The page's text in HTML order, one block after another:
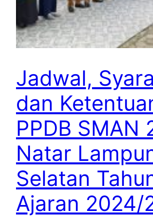
Jadwal,
dan
PPDB SMAN
Natar
Selatan
Ajaran 2024/